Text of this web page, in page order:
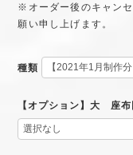
※オーダー後のキャン
願い申し上げます。
種類
【オプション】大 座